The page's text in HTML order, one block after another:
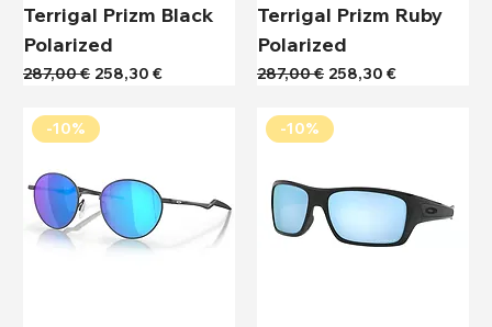
Terrigal Prizm Black
Polarized
Κανονική τιμή
287,00 € Τιμή Έκπτωσης
258,30 €
Terrigal Prizm Ruby
Polarized
Κανονική τιμή
287,00 € Τιμή Έκπτωσης
258,30 €
-10% -10%